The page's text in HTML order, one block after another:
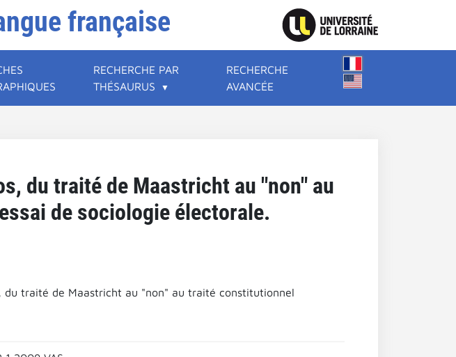
française
RECHERCHE PAR
THÉSAURUS
RECHERCHE
AVANCÉE
du traité de Maastricht au "non" au
de sociologie électorale.
du traité de Maastricht au "non" au traité constitutionnel